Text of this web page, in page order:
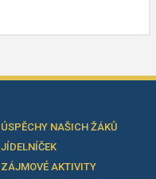
ÚSPĚCHY NAŠICH ŽÁKŮ
JÍDELNÍČEK
ZÁJMOVÉ AKTIVITY